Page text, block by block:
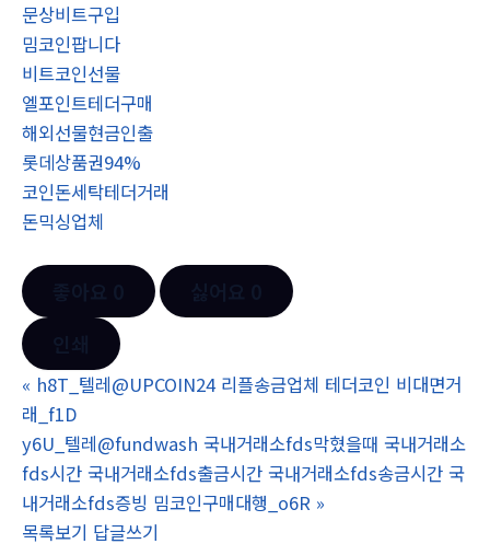
문상비트구입
밈코인팝니다
비트코인선물
엘포인트테더구매
해외선물현금인출
롯데상품권94%
코인돈세탁테더거래
돈믹싱업체
« h8T_텔레@UPCOIN24 리플송금업체 테더코인 비대면거
래_f1D
y6U_텔레@fundwash 국내거래소fds막혔을때 국내거래소
fds시간 국내거래소fds출금시간 국내거래소fds송금시간 국
내거래소fds증빙 밈코인구매대행_o6R »
목록보기 답글쓰기